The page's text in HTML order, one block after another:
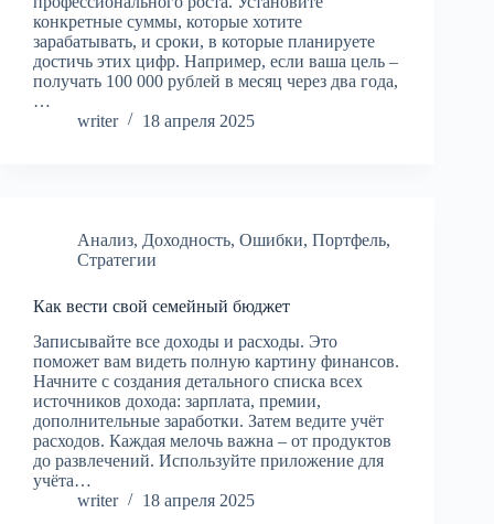
конкретные суммы, которые хотите
зарабатывать, и сроки, в которые планируете
достичь этих цифр. Например, если ваша цель –
получать 100 000 рублей в месяц через два года,
…
writer
18 апреля 2025
Анализ, Доходность, Ошибки, Портфель,
Стратегии
Как вести свой семейный бюджет
Записывайте все доходы и расходы. Это
поможет вам видеть полную картину финансов.
Начните с создания детального списка всех
источников дохода: зарплата, премии,
дополнительные заработки. Затем ведите учёт
расходов. Каждая мелочь важна – от продуктов
до развлечений. Используйте приложение для
учёта…
writer
18 апреля 2025